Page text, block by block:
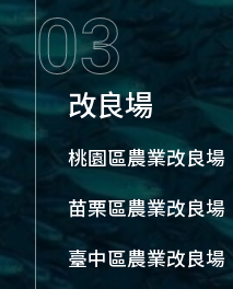
03
改良場
桃園區農業改良場
苗栗區農業改良場
臺中區農業改良場